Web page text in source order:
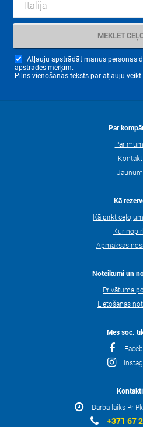
Atļauju apstrādāt manus personas
apstrādes mērķim.
Pilns vienošanās teksts par atļauju
Par
Par
Kontakti
Kā
Kā pirkt
Kur
Apmaksas
Noteikumi un
Privātuma
Lietošanas
Mēs soc.
Darba laiks Pr-
+371 67